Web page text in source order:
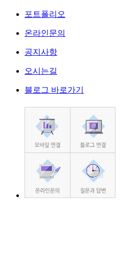
포트폴리오
온라인문의
공지사항
오시는길
블로그 바로가기